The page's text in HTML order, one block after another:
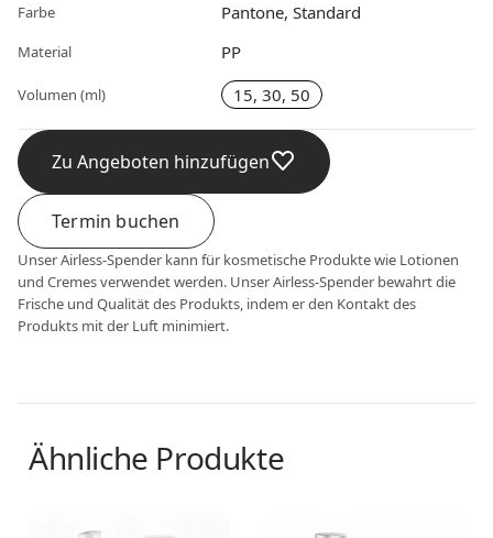
Farbe Pantone, Standard
Material PP
Volumen (ml) 15, 30, 50
Zu Angeboten hinzufügen
Termin buchen
Unser Airless-Spender kann für kosmetische Produkte wie Lotionen
und Cremes verwendet werden. Unser Airless-Spender bewahrt die
Frische und Qualität des Produkts, indem er den Kontakt des
Produkts mit der Luft minimiert.
Ähnliche Produkte